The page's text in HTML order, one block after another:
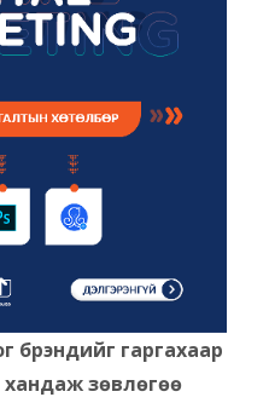
брэндийг гаргахаар
зөвлөгөө